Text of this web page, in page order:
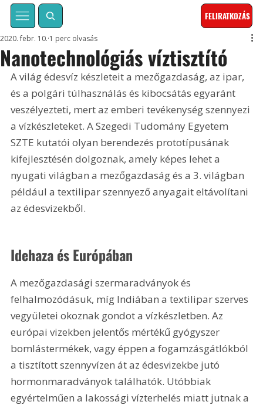
FELIRATKOZÁS
Nanotechnológiás víztisztító
2020. febr. 10. 1 perc olvasás
A világ édesvíz készleteit a mezőgazdaság, az ipar,
és a polgári túlhasználás és kibocsátás egyaránt
veszélyezteti, mert az emberi tevékenység szennyezi
a vízkészleteket. A Szegedi Tudomány Egyetem
SZTE kutatói olyan berendezés prototípusának
kifejlesztésén dolgoznak, amely képes lehet a
nyugati világban a mezőgazdaság és a 3. világban
például a textilipar szennyező anyagait eltávolítani
az édesvizekből.
Idehaza és Európában
A mezőgazdasági szermaradványok és
felhalmozódásuk, míg Indiában a textilipar szerves
vegyületei okoznak gondot a vízkészletben. Az
európai vizekben jelentős mértékű gyógyszer
bomlástermékek, vagy éppen a fogamzásgátlókból
a tisztított szennyvízen át az édesvizekbe jutó
hormonmaradványok találhatók. Utóbbiak
egyértelműen a lakossági vízterhelés miatt jutnak a